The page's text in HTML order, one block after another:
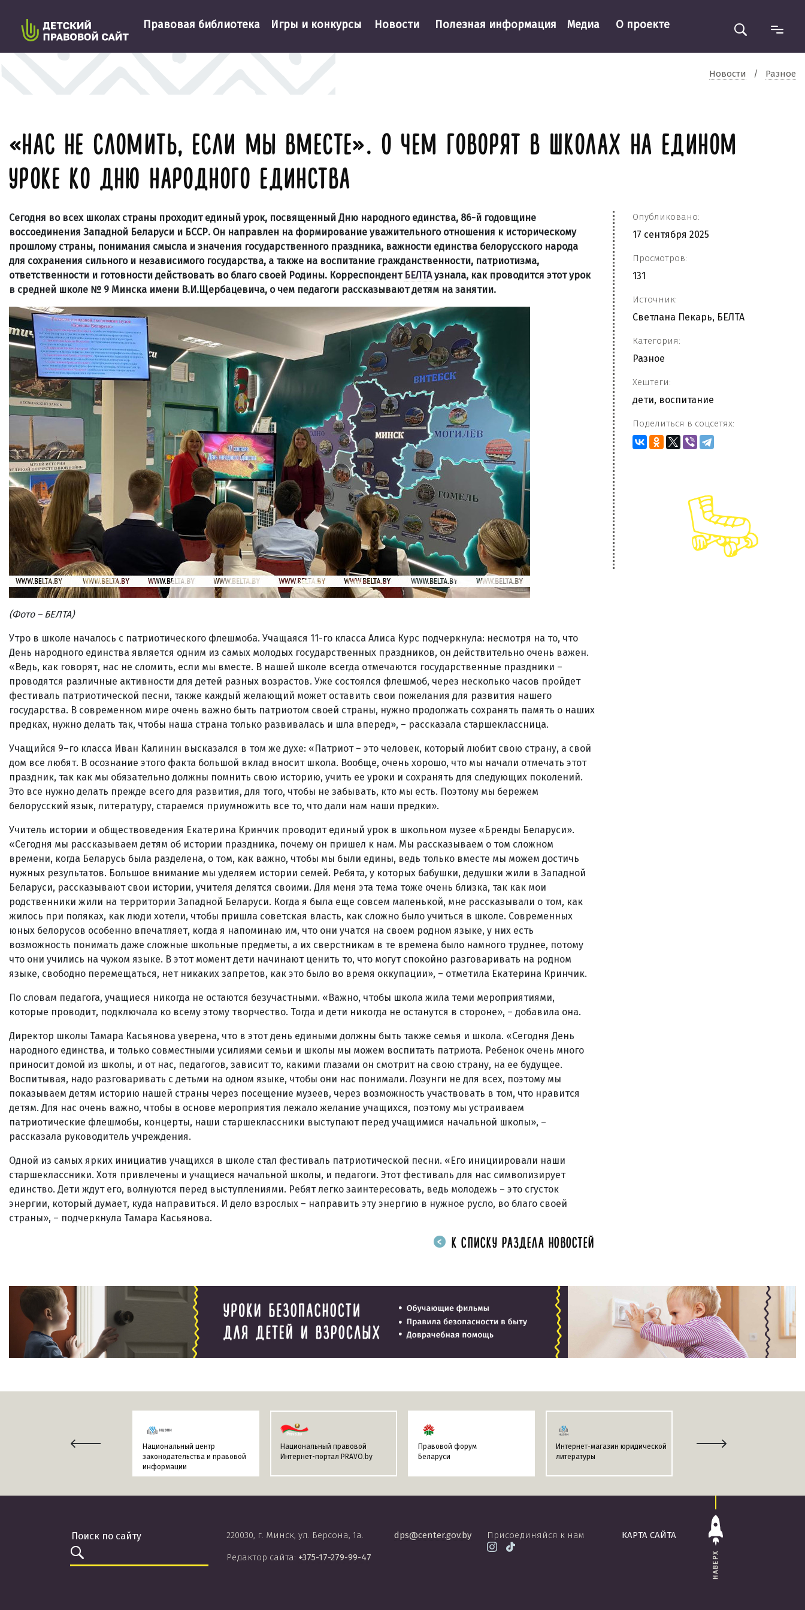
Правовая библиотека Игры и конкурсы Новости Полезная информация Медиа О проекте
Новости / Разное
«НАС НЕ СЛОМИТЬ, ЕСЛИ МЫ ВМЕСТЕ». О ЧЕМ ГОВОРЯТ В ШКОЛАХ НА ЕДИНОМ
УРОКЕ КО ДНЮ НАРОДНОГО ЕДИНСТВА
Сегодня во всех школах страны проходит единый урок, посвященный Дню народного единства, 86-й годовщине
воссоединения Западной Беларуси и БССР. Он направлен на формирование уважительного отношения к историческому
прошлому страны, понимания смысла и значения государственного праздника, важности единства белорусского народа
для сохранения сильного и независимого государства, а также на воспитание гражданственности, патриотизма,
ответственности и готовности действовать во благо своей Родины. Корреспондент БЕЛТАузнала, как проводится этот урок
в средней школе № 9 Минска имени В.И.Щербацевича, о чем педагоги рассказывают детям на занятии.
(Фото – БЕЛТА)
Утро в школе началось с патриотического флешмоба. Учащаяся 11-го класса Алиса Курс подчеркнула: несмотря на то, что
День народного единства является одним из самых молодых государственных праздников, он действительно очень важен.
«Ведь, как говорят, нас не сломить, если мы вместе. В нашей школе всегда отмечаются государственные праздники –
проводятся различные активности для детей разных возрастов. Уже состоялся флешмоб, через несколько часов пройдет
фестиваль патриотической песни, также каждый желающий может оставить свои пожелания для развития нашего
государства. В современном мире очень важно быть патриотом своей страны, нужно продолжать сохранять память о наших
предках, нужно делать так, чтобы наша страна только развивалась и шла вперед», – рассказала старшеклассница.
Учащийся 9–го класса Иван Калинин высказался в том же духе: «Патриот – это человек, который любит свою страну, а свой
дом все любят. В осознание этого факта большой вклад вносит школа. Вообще, очень хорошо, что мы начали отмечать этот
праздник, так как мы обязательно должны помнить свою историю, учить ее уроки и сохранять для следующих поколений.
Это все нужно делать прежде всего для развития, для того, чтобы не забывать, кто мы есть. Поэтому мы бережем
белорусский язык, литературу, стараемся приумножить все то, что дали нам наши предки».
Учитель истории и обществоведения Екатерина Кринчик проводит единый урок в школьном музее «Бренды Беларуси».
«Сегодня мы рассказываем детям об истории праздника, почему он пришел к нам. Мы рассказываем о том сложном
времени, когда Беларусь была разделена, о том, как важно, чтобы мы были едины, ведь только вместе мы можем достичь
нужных результатов. Большое внимание мы уделяем истории семей. Ребята, у которых бабушки, дедушки жили в Западной
Беларуси, рассказывают свои истории, учителя делятся своими. Для меня эта тема тоже очень близка, так как мои
родственники жили на территории Западной Беларуси. Когда я была еще совсем маленькой, мне рассказывали о том, как
жилось при поляках, как люди хотели, чтобы пришла советская власть, как сложно было учиться в школе. Современных
юных белорусов особенно впечатляет, когда я напоминаю им, что они учатся на своем родном языке, у них есть
возможность понимать даже сложные школьные предметы, а их сверстникам в те времена было намного труднее, потому
что они учились на чужом языке. В этот момент дети начинают ценить то, что могут спокойно разговаривать на родном
языке, свободно перемещаться, нет никаких запретов, как это было во время оккупации», – отметила Екатерина Кринчик.
По словам педагога, учащиеся никогда не остаются безучастными. «Важно, чтобы школа жила теми мероприятиями,
которые проводит, подключала ко всему этому творчество. Тогда и дети никогда не останутся в стороне», – добавила она.
Директор школы Тамара Касьянова уверена, что в этот день едиными должны быть также семья и школа. «Сегодня День
народного единства, и только совместными усилиями семьи и школы мы можем воспитать патриота. Ребенок очень много
приносит домой из школы, и от нас, педагогов, зависит то, какими глазами он смотрит на свою страну, на ее будущее.
Воспитывая, надо разговаривать с детьми на одном языке, чтобы они нас понимали. Лозунги не для всех, поэтому мы
показываем детям историю нашей страны через посещение музеев, через возможность участвовать в том, что нравится
детям. Для нас очень важно, чтобы в основе мероприятия лежало желание учащихся, поэтому мы устраиваем
патриотические флешмобы, концерты, наши старшеклассники выступают перед учащимися начальной школы», –
рассказала руководитель учреждения.
Одной из самых ярких инициатив учащихся в школе стал фестиваль патриотической песни. «Его инициировали наши
старшеклассники. Хотя привлечены и учащиеся начальной школы, и педагоги. Этот фестиваль для нас символизирует
единство. Дети ждут его, волнуются перед выступлениями. Ребят легко заинтересовать, ведь молодежь – это сгусток
энергии, который думает, куда направиться. И дело взрослых – направить эту энергию в нужное русло, во благо своей
страны», – подчеркнула Тамара Касьянова.
Опубликовано:
17 сентября 2025
Просмотров:
131
Источник:
Светлана Пекарь, БЕЛТА
Категория:
Разное
Хештеги:
дети, воспитание
Поделиться в соцсетях:
К СПИСКУ РАЗДЕЛА НОВОСТЕЙ
Национальный центр
законодательства и правовой
информации
Национальный правовой
Интернет-портал PRAVO.by
Правовой форум
Беларуси
Интернет-магазин юридической
литературы
Информационно-поисковая
НАВЕРХ
КАРТА САЙТА
220030, г. Минск, ул. Берсона, 1а.
Редактор сайта: +375-17-279-99-47
dps@center.gov.by Присоединяйся к нам